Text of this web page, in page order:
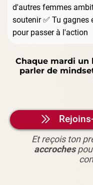
d'autres femmes
soutenir ✅ Tu
pour passer à l'action
Chaque mardi un
parler de
Et reçois ton
accroches